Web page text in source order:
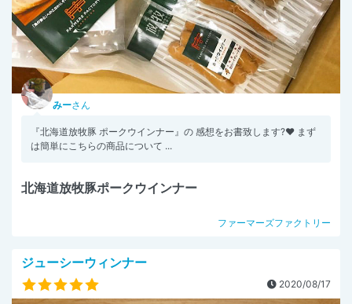
みーさん
『北海道放牧豚 ポークウインナー』の 感想をお書致します?❤️ まず
は簡単にこちらの商品について ...
北海道放牧豚ポークウインナー
ファーマーズファクトリー
ジューシーウィンナー
2020/08/17